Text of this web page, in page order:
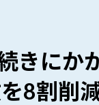
きにか
8割削